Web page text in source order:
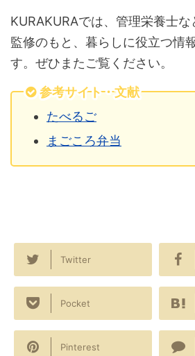
KURAKURAでは、管理栄養士
監修のもと、暮らしに役立つ情
す。ぜひまたご覧ください。
参考サイト・文献
たべるご
まごころ弁当
Twitter
Pocket
Pinterest